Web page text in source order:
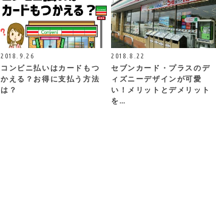
2018.9.26
コンビニ払いはカードもつ
かえる？お得に支払う方法
は？
2018.8.22
セブンカード・プラスのデ
ィズニーデザインが可愛
い！メリットとデメリット
を…